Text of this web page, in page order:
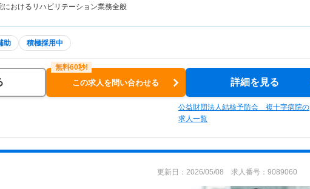
におけるリハビリテーション業務全般
助 積極採用中
この求人を問い合わせる 詳細を見る
公益財団法人結核予防会 複十字病院の
求人一覧
更新日：2026/05/08 求人番号：9089060